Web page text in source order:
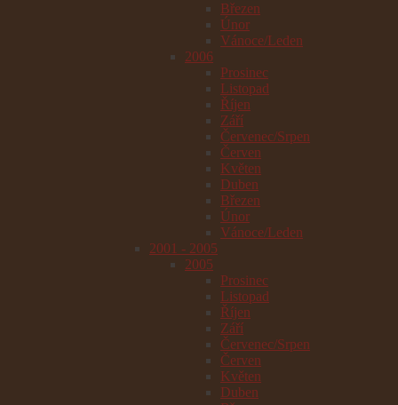
Březen
Únor
Vánoce/Leden
2006
Prosinec
Listopad
Říjen
Září
Červenec/Srpen
Červen
Květen
Duben
Březen
Únor
Vánoce/Leden
2001 - 2005
2005
Prosinec
Listopad
Říjen
Září
Červenec/Srpen
Červen
Květen
Duben